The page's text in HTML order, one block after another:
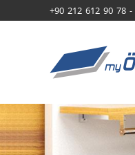
+90 212 612 90 78 -